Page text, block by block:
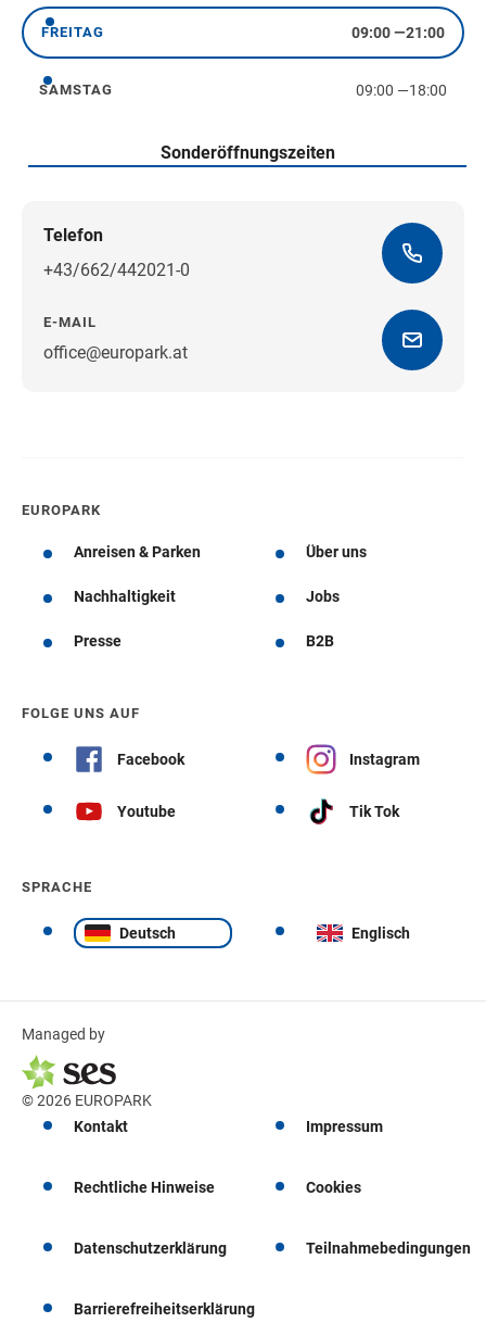
Freitag
FREITAG 09:00—21:00
Samstag
SAMSTAG 09:00 —18:00
Sonderöffnungszeiten
Telefon
+43/662/442021-0
E-MAIL
office@europark.atWegbeschreibung erhalten
EUROPARK
Anreisen & Parken Über uns
Nachhaltigkeit Jobs
Presse B2B
FOLGE UNS AUF
Facebook Instagram
Youtube Tik Tok
SPRACHE
Deutsch Englisch
Managed by
© 2026 EUROPARK
Kontakt
Impressum
Rechtliche Hinweise Cookies
Datenschutzerklärung Teilnahmebedingungen
Barrierefreiheitserklärung